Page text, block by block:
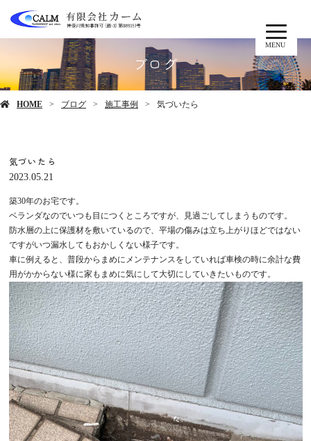
MENU
ブログ
HOME ブログ 施工事例 気づいたら
気づいたら
2023.05.21
築30年のお宅です。
ベランダなのでいつも目につくところですが、見過ごしてしまうものです。
防水層の上に保護材を敷いているので、平場の傷みは立ち上がりほどではない
ですがいつ漏水してもおかしくない様子です。
車に例えると、普段からまめにメンテナンスをしていれば車検の時に余計な費
用がかからない様に家もまめに気にして大切にしていきたいものです。